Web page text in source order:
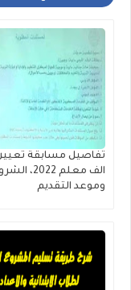
الف معلم 2022،
وموعد التقديم